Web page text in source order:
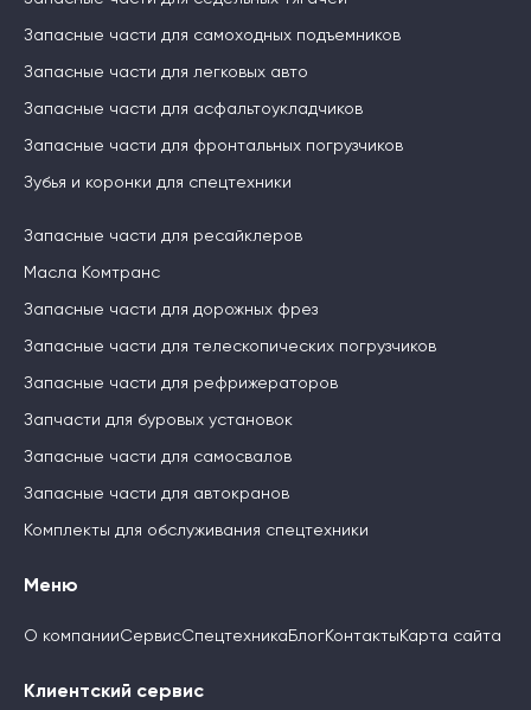
Запасные части для самоходных подъемников
Запасные части для легковых авто
Запасные части для асфальтоукладчиков
Запасные части для фронтальных погрузчиков
Зубья и коронки для спецтехники
Запасные части для ресайклеров
Масла Комтранс
Запасные части для дорожных фрез
Запасные части для телескопических погрузчиков
Запасные части для рефрижераторов
Запчасти для буровых установок
Запасные части для самосвалов
Запасные части для автокранов
Комплекты для обслуживания спецтехники
Меню
О компанииСервисСпецтехника БлогКонтакты Карта сайта
Клиентский сервис